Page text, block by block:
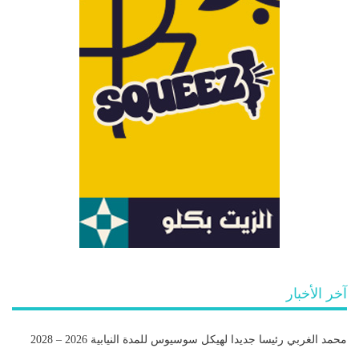
آخر الأخبار
محمد الغربي رئيسا جديدا لهيكل سوسيوس للمدة النيابية 2026 – 2028